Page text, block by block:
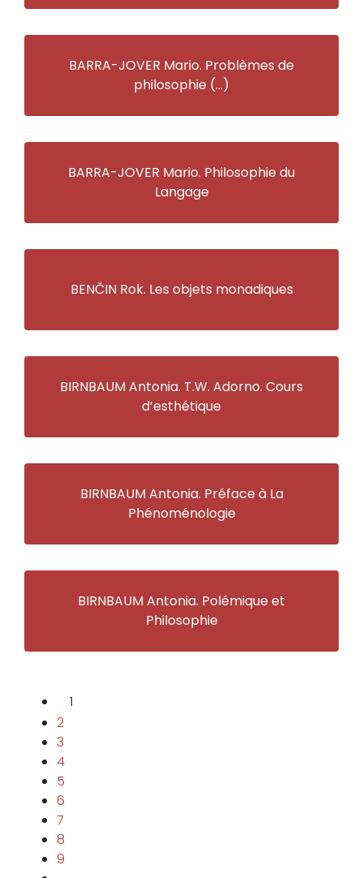
BARRA-JOVER Mario. Problèmes de
philosophie (…)
BARRA-JOVER Mario. Philosophie du
Langage
BENČIN Rok. Les objets monadiques
BIRNBAUM Antonia. T.W. Adorno. Cours
d’esthétique
BIRNBAUM Antonia. Préface à La
Phénoménologie
BIRNBAUM Antonia. Polémique et
Philosophie
1
2
3
4
5
6
7
8
9